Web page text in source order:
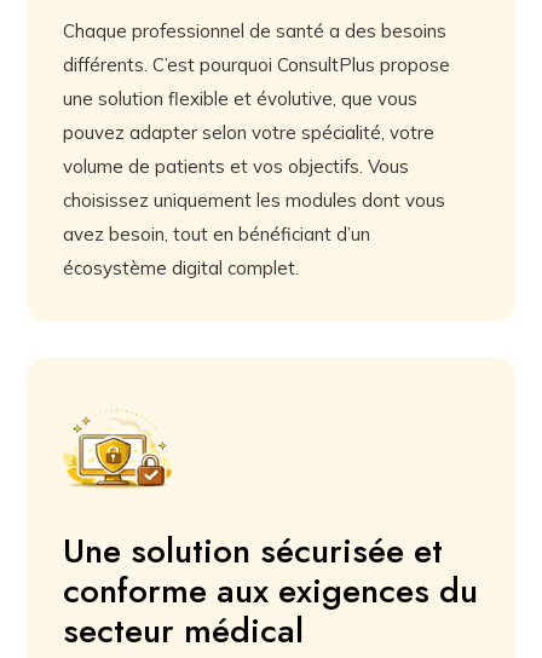
Chaque professionnel de santé a des besoins
différents. C’est pourquoi ConsultPlus propose
une solution flexible et évolutive, que vous
pouvez adapter selon votre spécialité, votre
volume de patients et vos objectifs. Vous
choisissez uniquement les modules dont vous
avez besoin, tout en bénéficiant d’un
écosystème digital complet.
Une solution sécurisée et
conforme aux exigences du
secteur médical